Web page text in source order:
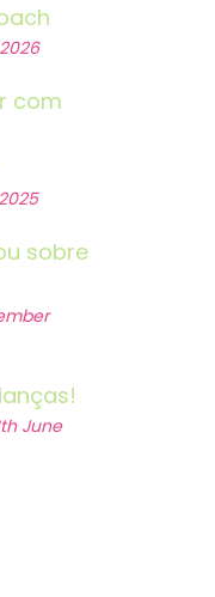
com
sobre
June